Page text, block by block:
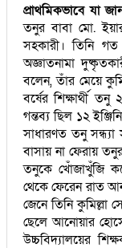
প্রাথমিকভাবে যা
তনুর বাবা মো.
সহকারী। তিনি গত
অজ্ঞাতনামা
বলেন, তাঁর মেয়ে
বর্ষের শিক্ষার্থী
গন্তব্য ছিল ১২
সাধারণত তনু
বাসায় না ফেরায়
তনুকে খোঁজাখুঁজি
থেকে ফেরেন রাত
জেনে তিনি কুমিল্লা
ছেলে আনোয়ার
উচ্চবিদ্যালয়ের